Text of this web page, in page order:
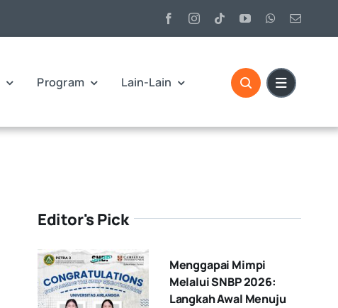
Program Lain-Lain
Editor's Pick
Menggapai Mimpi
Melalui SNBP 2026:
Langkah Awal Menuju